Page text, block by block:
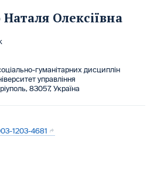
Олексіївна
гуманітарних дисциплін
управління
83057, Україна
1203-4681